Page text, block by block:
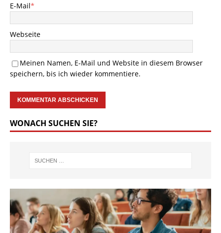
E-Mail*
Webseite
Meinen Namen, E-Mail und Website in diesem Browser
speichern, bis ich wieder kommentiere.
WONACH SUCHEN SIE?